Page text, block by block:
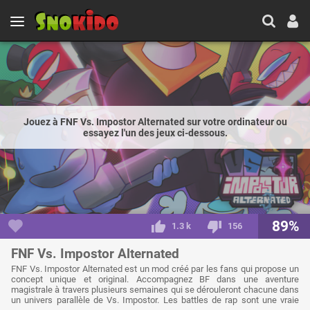
Jouez à FNF Vs. Impostor Alternated sur votre ordinateur ou
essayez l'un des jeux ci-dessous.
1.3 k 156 89%
FNF Vs. Impostor Alternated
FNF Vs. Impostor Alternated est un mod créé par les fans qui propose un
concept unique et original. Accompagnez BF dans une aventure
magistrale à travers plusieurs semaines qui se dérouleront chacune dans
un univers parallèle de Vs. Impostor. Les battles de rap sont une vraie